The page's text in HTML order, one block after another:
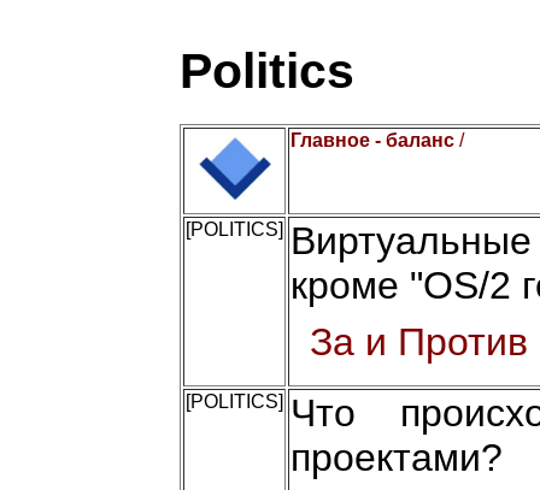
Politics
Главное - баланс /
[POLITICS]
кроме "OS/2
За и Против
[POLITICS] Что
проектами?